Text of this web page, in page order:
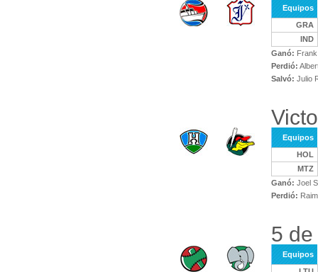
Equipos
GRA
IND
Ganó:
Perdió:
Salvó: Julio
Equipos
HOL
MTZ
Ganó: Joel
Perdió:
5
Equipos